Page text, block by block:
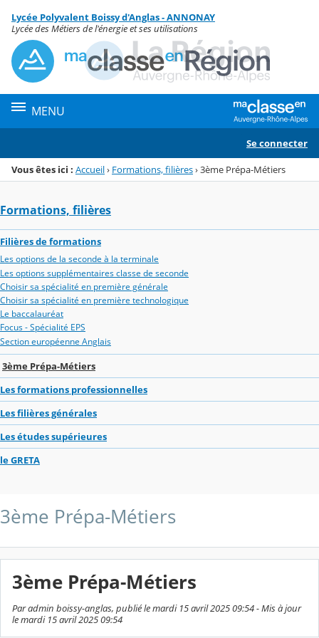
Menu de la rubrique
Contenu
Lycée Polyvalent Boissy d'Anglas - ANNONAY
Lycée des Métiers de l'énergie et ses utilisations
MENU
Se connecter
Vous êtes ici : Accueil› Formations, filières›3ème Prépa-Métiers
Formations, filières
Filières de formations
Les options de la seconde à la terminale
Les options supplémentaires classe de seconde
Choisir sa spécialité en première générale
Choisir sa spécialité en première technologique
Le baccalauréat
Focus - Spécialité EPS
Section européenne Anglais
3ème Prépa-Métiers
Les formations professionnelles
Les filières générales
Les études supérieures
le GRETA
3ème Prépa-Métiers
3ème Prépa-Métiers
Par admin boissy-anglas, publié le mardi 15 avril 2025 09:54 - Mis à jour
le mardi 15 avril 2025 09:54